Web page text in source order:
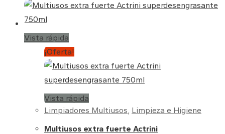
Vista rápida
¡Oferta!
Vista rápida
Limpiadores Multiusos, Limpieza e Higiene
Multiusos extra fuerte Actrini